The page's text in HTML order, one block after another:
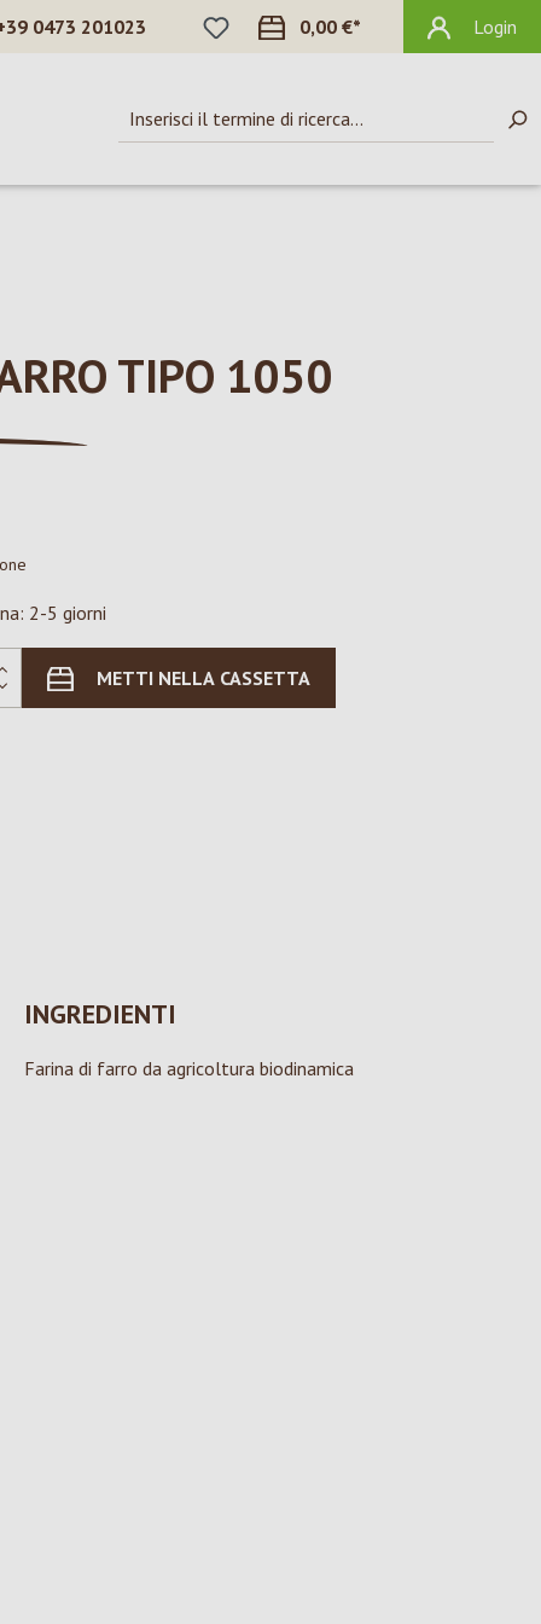
0473 201023
HAI 0 ARTICOLI NELLA LISTA DEI
0,00 €* Login
TIPO 1050
2-5 giorni
METTI NELLA CASSETTA
INGREDIENTI
Farina di farro da agricoltura biodinamica